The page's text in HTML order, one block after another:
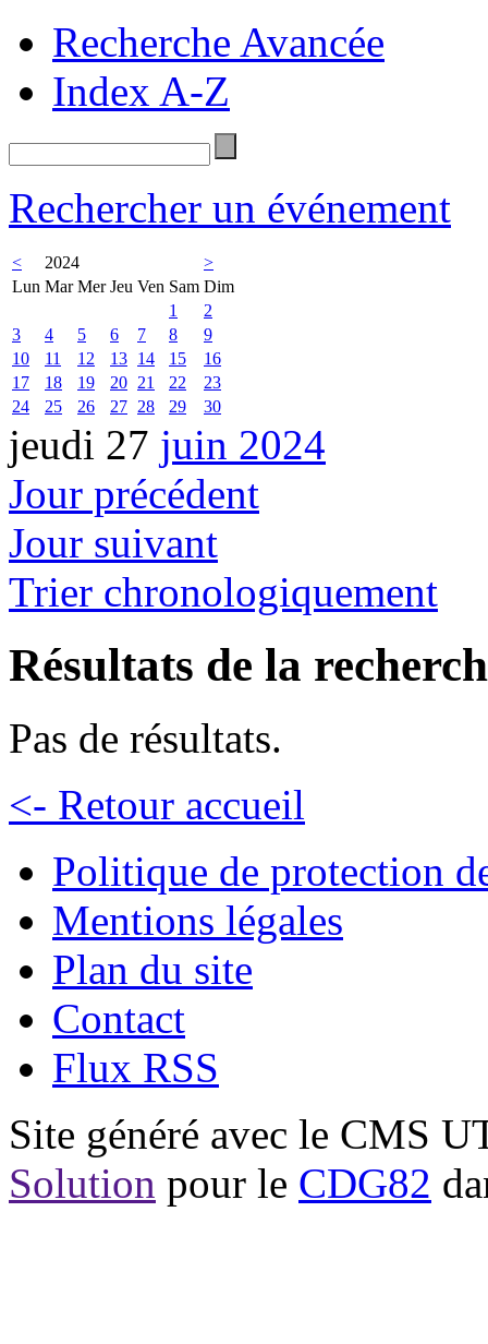
Recherche Avancée
Index A-Z
Rechercher un événement
< 2024
>
Lun Mar Mer Jeu Ven Sam Dim
1
2
3
4 5 6 7 8
9
10
11 12 13 14 15
16
17
18 19 20 21 22
23
24
25 26 27 28 29 30
jeudi 27 juin 2024
Jour précédent
Jour suivant
Trier chronologiquement
Résultats de la
Pas de résultats.
<- Retour accueil
Politique de protection
Mentions légales
Plan du site
Contact
Flux RSS
Site généré avec le CMS
Solution pour le CDG82